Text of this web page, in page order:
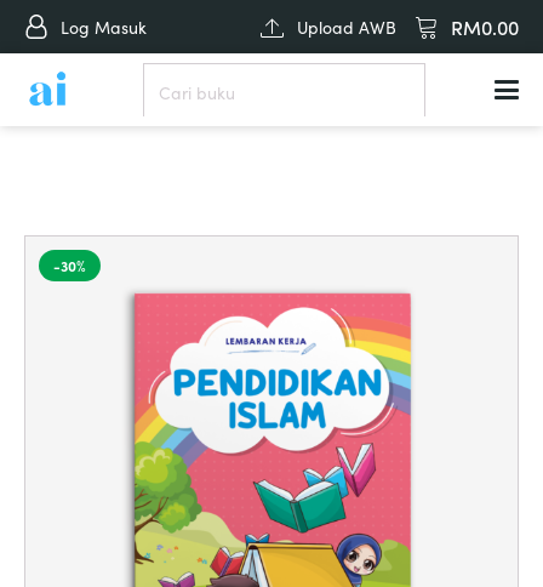
Log Masuk Upload AWB RM0.00
-30%